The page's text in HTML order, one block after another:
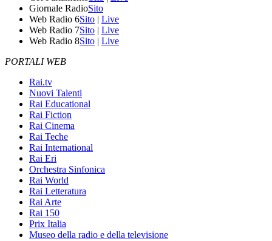
Giornale RadioSito
Web Radio 6Sito | Live
Web Radio 7Sito | Live
Web Radio 8Sito | Live
PORTALI WEB
Rai.tv
Nuovi Talenti
Rai Educational
Rai Fiction
Rai Cinema
Rai Teche
Rai International
Rai Eri
Orchestra Sinfonica
Rai World
Rai Letteratura
Rai Arte
Rai 150
Prix Italia
Museo della radio e della televisione